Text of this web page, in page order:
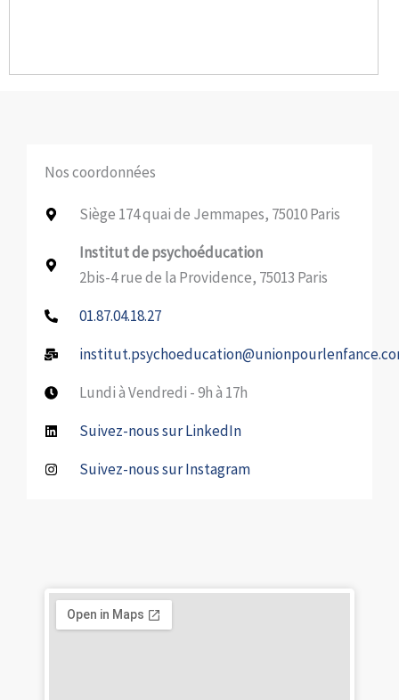
Nos coordonnées
Siège 174 quai de Jemmapes, 75010 Paris
Institut de psychoéducation
2bis-4 rue de la Providence, 75013 Paris
01.87.04.18.27
Lundi à Vendredi - 9h à 17h
Suivez-nous sur LinkedIn
Suivez-nous sur Instagram